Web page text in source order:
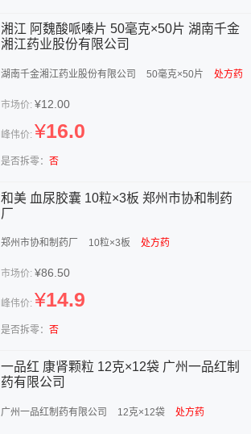
湘江 阿魏酸哌嗪片 50毫克×50片 湖南千金
湘江药业股份有限公司
湖南千金湘江药业股份有限公司 50毫克×50片 处方药
市场价: ¥12.00
峰伟价: ¥16.0
是否拆零： 否
和美 血尿胶囊 10粒×3板 郑州市协和制药
厂
郑州市协和制药厂 10粒×3板 处方药
市场价: ¥86.50
峰伟价: ¥14.9
是否拆零： 否
一品红 康肾颗粒 12克×12袋 广州一品红制
药有限公司
广州一品红制药有限公司 12克×12袋 处方药